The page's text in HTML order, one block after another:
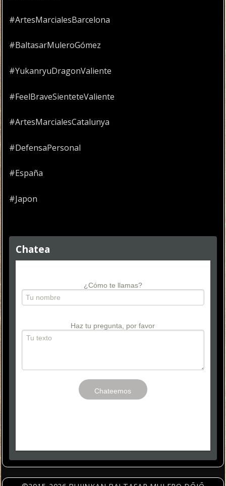
#ArtesMarcialesBarcelona
#BaltasarMuleroGómez
#YukanryuDragonValiente
#FeelBraveSienteteValiente
#ArtesMarcialesCatalunya
#DefensaPersonal
#España
#Japon
Chatea
¿Cómo te llamas?
Haz tu pregunta, por favor